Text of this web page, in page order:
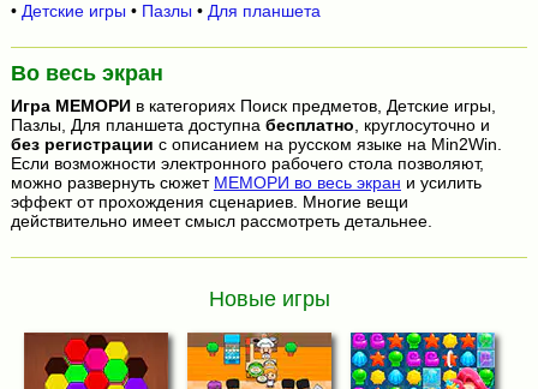
• Детские игры • Пазлы • Для планшета
Во весь экран
Игра МЕМОРИв категориях Поиск предметов, Детские игры,
Пазлы, Для планшета доступна бесплатно, круглосуточно и
без регистрации с описанием на русском языке на Min2Win.
Если возможности электронного рабочего стола позволяют,
можно развернуть сюжет МЕМОРИ во весь экран и усилить
эффект от прохождения сценариев. Многие вещи
действительно имеет смысл рассмотреть детальнее.
Новые игры